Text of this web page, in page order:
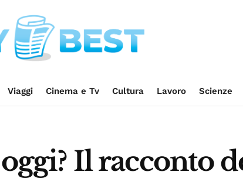
Viaggi Cinema e Tv Cultura Lavoro Scienze
Il racconto